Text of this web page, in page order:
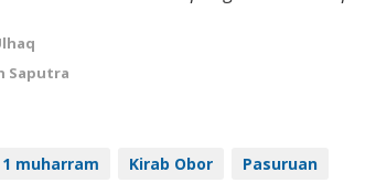
Saputra
1 muharram Kirab Obor Pasuruan